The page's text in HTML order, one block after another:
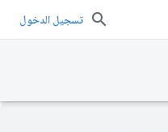
تسجيل الدخول